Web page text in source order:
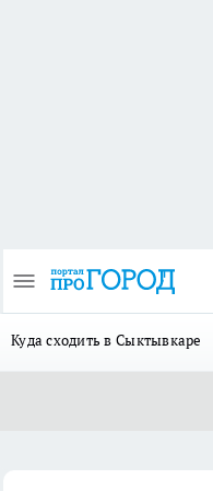
Куда сходить в Сыктывкаре